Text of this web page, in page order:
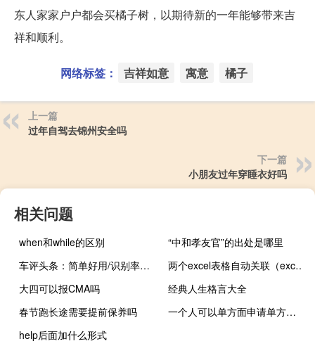
东人家家户户都会买橘子树，以期待新的一年能够带来吉
祥和顺利。
网络标签： 吉祥如意 寓意 橘子
上一篇
过年自驾去锦州安全吗
下一篇
小朋友过年穿睡衣好吗
相关问题
when和while的区别
“中和孝友官”的出处是哪里
车评头条：简单好用/识别率高 试福特翼虎自动泊车
两个excel表格自动关联（excel表格自动关联另一个表格数据）
大四可以报CMA吗
经典人生格言大全
春节跑长途需要提前保养吗
一个人可以单方面申请单方面离婚吗
help后面加什么形式